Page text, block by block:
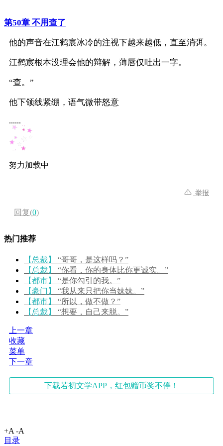
第50章 不用查了
他的声音在江鹤宸冰冷的注视下越来越低，直至消弭。
江鹤宸根本没理会他的辩解，薄唇仅吐出一字。
“查。”
他下颌线紧绷，语气微带怒意
......
努力加载中
举报
回复(0)
热门推荐
【总裁】
“哥哥，是这样吗？”
【总裁】
“你看，你的身体比你更诚实。”
【都市】
“是你勾引的我。”
【豪门】
“我从来只把你当妹妹。”
【都市】
“所以，做不做？”
【总裁】
“想要，自己来脱。”
上一章
收藏
菜单
下一章
下载若初文学APP，红包赠币奖不停！
+A -A
目录